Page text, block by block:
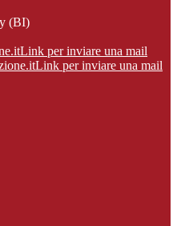
(BI)
Link per inviare una mail
Link per inviare una mail